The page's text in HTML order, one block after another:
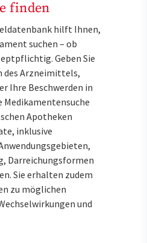
finden
hilft Ihnen,
suchen – ob
Geben Sie
des Arzneimittels,
Ihre Beschwerden in
Medikamentensuche
Apotheken
inklusive
Darreichungsformen
Sie erhalten zudem
zu möglichen
und